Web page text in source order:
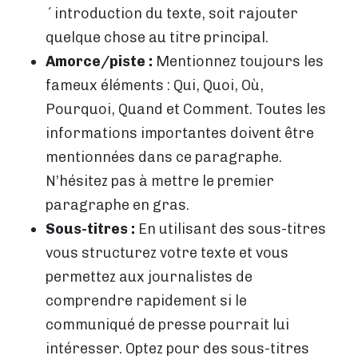
´introduction du texte, soit rajouter
quelque chose au titre principal.
Amorce/piste : Mentionnez toujours les
fameux éléments : Qui, Quoi, Où,
Pourquoi, Quand et Comment. Toutes les
informations importantes doivent être
mentionnées dans ce paragraphe.
N’hésitez pas à mettre le premier
paragraphe en gras.
Sous-titres : En utilisant des sous-titres
vous structurez votre texte et vous
permettez aux journalistes de
comprendre rapidement si le
communiqué de presse pourrait lui
intéresser. Optez pour des sous-titres